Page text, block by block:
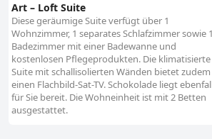
Art – Loft Suite
Diese geräumige Suite verfügt über 1
Wohnzimmer, 1 separates Schlafzimmer sowie 1
Badezimmer mit einer Badewanne und
kostenlosen Pflegeprodukten. Die klimatisierte
Suite mit schallisolierten Wänden bietet zudem
einen Flachbild-Sat-TV. Schokolade liegt
für Sie bereit. Die Wohneinheit ist mit 2 Betten
ausgestattet.